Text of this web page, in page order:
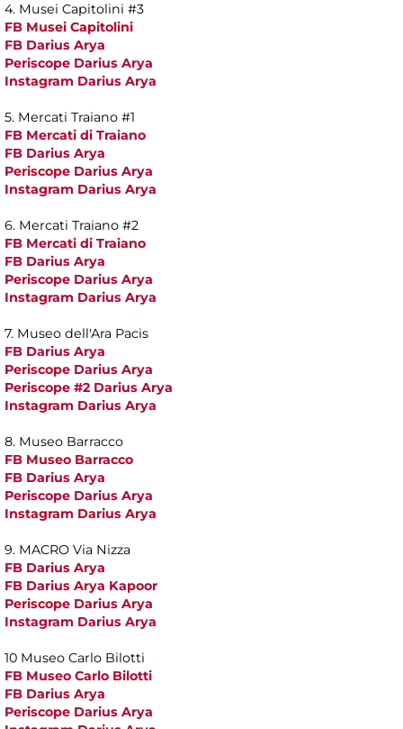
4. Musei Capitolini #3
FB Musei Capitolini
FB Darius Arya
Periscope Darius Arya
Instagram Darius Arya
5. Mercati Traiano #1
FB Mercati di Traiano
FB Darius Arya
Periscope Darius Arya
Instagram Darius Arya
6. Mercati Traiano #2
FB Mercati di Traiano
FB Darius Arya
Periscope Darius Arya
Instagram Darius Arya
7. Museo dell'Ara Pacis
FB Darius Arya
Periscope Darius Arya
Periscope #2 Darius Arya
Instagram Darius Arya
8. Museo Barracco
FB Museo Barracco
FB Darius Arya
Periscope Darius Arya
Instagram Darius Arya
9. MACRO Via Nizza
FB Darius Arya
FB Darius Arya Kapoor
Periscope Darius Arya
Instagram Darius Arya
10 Museo Carlo Bilotti
FB Museo Carlo Bilotti
FB Darius Arya
Periscope Darius Arya